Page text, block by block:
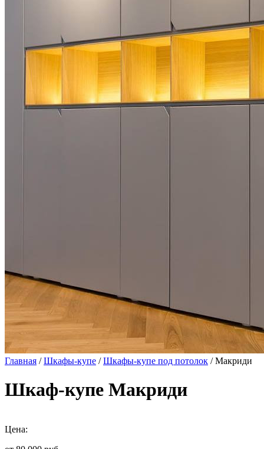
Главная /Шкафы-купе /Шкафы-купе под потолок / Макриди
Шкаф-купе Макриди
Цена: